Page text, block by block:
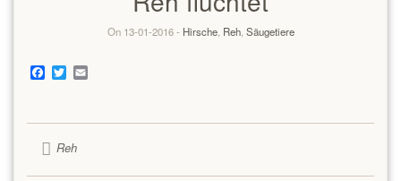
On 13-01-2016 - Hirsche, Reh, Säugetiere
Facebook
TwitterEmail
Reh